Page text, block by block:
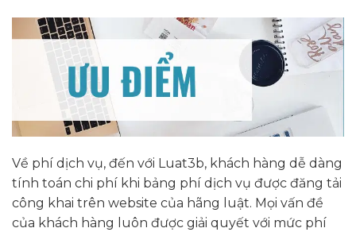
Về phí dịch vụ, đến với Luat3b, khách hàng dễ dàng
tính toán chi phí khi bảng phí dịch vụ được đăng tải
công khai trên website của hãng luật. Mọi vấn đề
của khách hàng luôn được giải quyết với mức phí